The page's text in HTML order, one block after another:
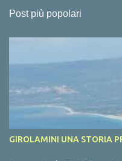
Post più popolari
GIROLAMINI UNA STORIA